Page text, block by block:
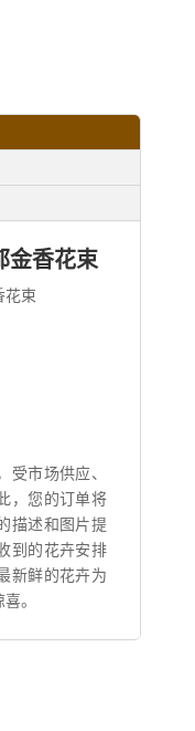
金香花束
花束
市场供应、
，您的订单将
描述和图片提
到的花卉安排
新鲜的花卉为
。